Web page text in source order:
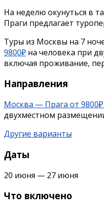
На неделю окунуться в
Праги предлагает
Туры из Москвы на 7
9800₽ на человека при
включая проживание,
Направления
Москва — Прага от
двухместном
Другие варианты
Даты
20 июня — 27 июня
Что включено